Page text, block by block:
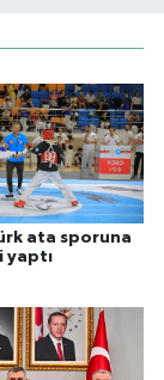
ata sporuna
yaptı